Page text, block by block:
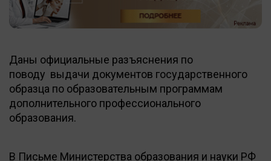
Даны официальные разъяснения по
поводу выдачи документов государственного
образца по образовательным программам
дополнительного профессионального
образования.
В Письме Министерства образования и науки РФ